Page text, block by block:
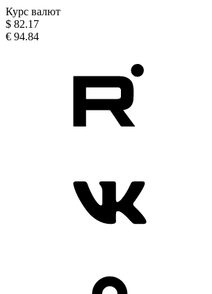
Курс валют
$ 82.17
€ 94.84